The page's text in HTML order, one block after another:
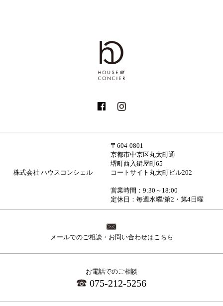
株式会社 ハウスコンシェル
〒604-0801
京都市中京区丸太町通
堺町西入鍵屋町65
コートサイト丸太町ビル202
営業時間：9:30～18:00
定休日：毎週水曜/第2・第4日曜
メールでのご相談・お問い合わせはこちら
お電話でのご相談
075-212-5256